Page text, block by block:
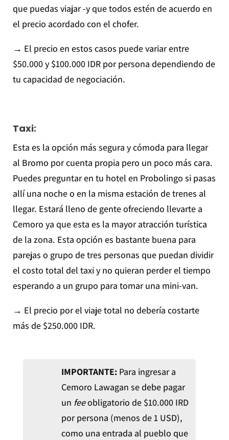
que puedas viajar -y que todos estén de acuerdo en
el precio acordado con el chofer.
→ El precio en estos casos puede variar entre
$50.000 y $100.000 IDR por persona dependiendo de
tu capacidad de negociación.
Taxi:
Esta es la opción más segura y cómoda para llegar
al Bromo por cuenta propia pero un poco más cara.
Puedes preguntar en tu hotel en Probolingo si pasas
allí una noche o en la misma estación de trenes al
llegar. Estará lleno de gente ofreciendo llevarte a
Cemoro ya que esta es la mayor atracción turística
de la zona. Esta opción es bastante buena para
parejas o grupo de tres personas que puedan dividir
el costo total del taxi y no quieran perder el tiempo
esperando a un grupo para tomar una mini-van.
→ El precio por el viaje total no debería costarte
más de $250.000 IDR.
IMPORTANTE: Para ingresar a
Cemoro Lawagan se debe pagar
un feeobligatorio de $10.000 IRD
por persona (menos de 1 USD),
como una entrada al pueblo que